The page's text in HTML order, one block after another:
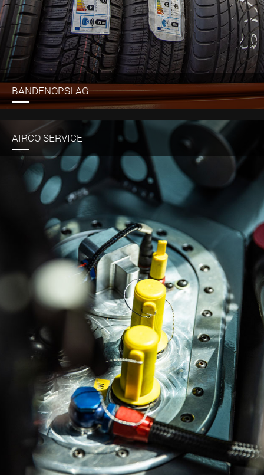
BANDENOPSLAG
AIRCO SERVICE